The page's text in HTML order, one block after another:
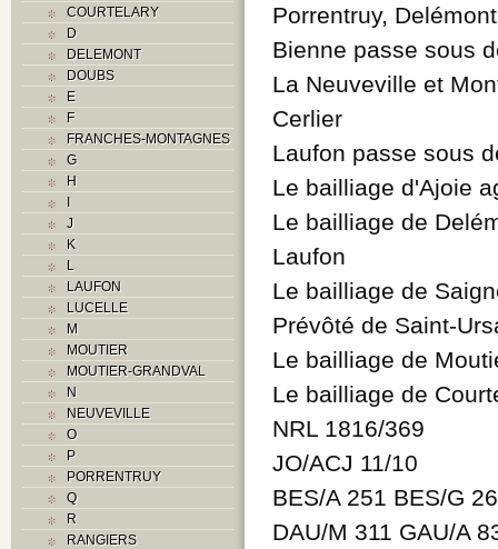
COURTELARY
D
DELEMONT
DOUBS
E
F
FRANCHES-MONTAGNES
G
H
I
J
K
L
LAUFON
LUCELLE
M
MOUTIER
MOUTIER-GRANDVAL
N
NEUVEVILLE
O
P
PORRENTRUY
Q
R
RANGIERS
Porrentruy,
Bienne passe sous
La Neuveville et
Cerlier
Laufon passe sous
Le bailliage d'Ajoie
Le bailliage de
Laufon
Le bailliage de
Prévôté de Saint-
Le bailliage de
Le bailliage de
NRL 1816/369
JO/ACJ 11/10
BES/A 251 BES/G
DAU/M 311 GAU/A